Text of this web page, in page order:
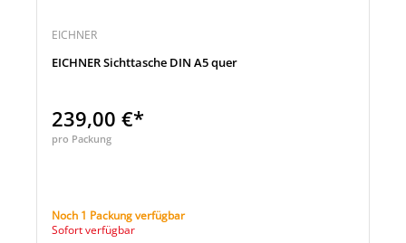
EICHNER
EICHNER Sichttasche DIN A5 quer
239,00 €*
pro Packung
Noch 1 Packung verfügbar
Sofort verfügbar